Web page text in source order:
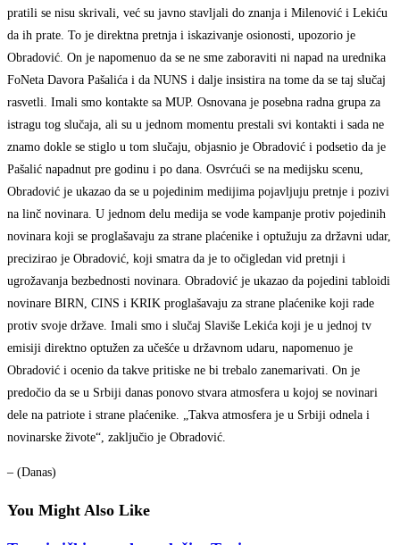
pratili se nisu skrivali, već su javno stavljali do znanja i Milenović i Lekiću
da ih prate. To je direktna pretnja i iskazivanje osionosti, upozorio je
Obradović. On je napomenuo da se ne sme zaboraviti ni napad na urednika
FoNeta Davora Pašalića i da NUNS i dalje insistira na tome da se taj slučaj
rasvetli. Imali smo kontakte sa MUP. Osnovana je posebna radna grupa za
istragu tog slučaja, ali su u jednom momentu prestali svi kontakti i sada ne
znamo dokle se stiglo u tom slučaju, objasnio je Obradović i podsetio da je
Pašalić napadnut pre godinu i po dana. Osvrćući se na medijsku scenu,
Obradović je ukazao da se u pojedinim medijima pojavljuju pretnje i pozivi
na linč novinara. U jednom delu medija se vode kampanje protiv pojedinih
novinara koji se proglašavaju za strane plaćenike i optužuju za državni udar,
precizirao je Obradović, koji smatra da je to očigledan vid pretnji i
ugrožavanja bezbednosti novinara. Obradović je ukazao da pojedini tabloidi
novinare BIRN, CINS i KRIK proglašavaju za strane plaćenike koji rade
protiv svoje države. Imali smo i slučaj Slaviše Lekića koji je u jednoj tv
emisiji direktno optužen za učešće u državnom udaru, napomenuo je
Obradović i ocenio da takve pritiske ne bi trebalo zanemarivati. On je
predočio da se u Srbiji danas ponovo stvara atmosfera u kojoj se novinari
dele na patriote i strane plaćenike. „Takva atmosfera je u Srbiji odnela i
novinarske živote“, zaključio je Obradović.
– (Danas)
You Might Also Like